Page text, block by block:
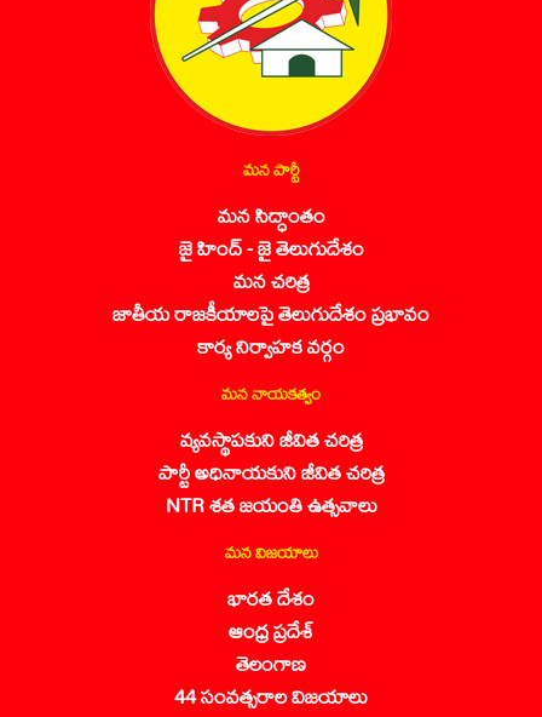
మన పార్టీ
మన సిద్ధాంతం
జై హింద్ - జై తెలుగుదేశం
మన చరిత్ర
జాతీయ రాజకీయాలపై తెలుగుదేశం ప్రభావం
కార్య నిర్వాహక వర్గం
మన నాయకత్వం
వ్యవస్థాపకుని జీవిత చరిత్ర
పార్టీ అధినాయకుని జీవిత చరిత్ర
NTR శత జయంతి ఉత్సవాలు
మన విజయాలు
భారత దేశం
ఆంధ్ర ప్రదేశ్
తెలంగాణ
44 సంవత్సరాల విజయాలు